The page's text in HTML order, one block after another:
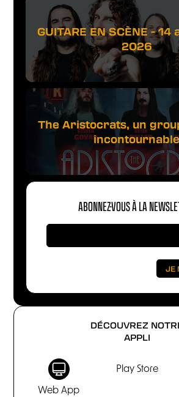
DÉCOUVREZ
APPLI
Web App
Play Store
GUITARE EN SCÈNE - 14
2026
The Aristocrats, un
ABONNEZ-VOUS À LA